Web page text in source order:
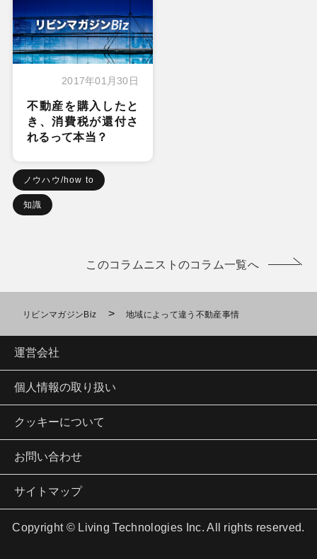
2017年01月30日
不動産を購入したと
き、消費税が還付さ
れるって本当？
ノウハウ/how to
知識
このコラムニストのコラム一覧へ
リビンマガジンBiz > 地域によって違う不動産事情
運営会社
個人情報の取り扱い
クッキーについて
お問い合わせ
サイトマップ
Copyright © Living Technologies Inc. All rights reserved.